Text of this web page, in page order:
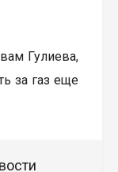
Гулиева,
за газ еще